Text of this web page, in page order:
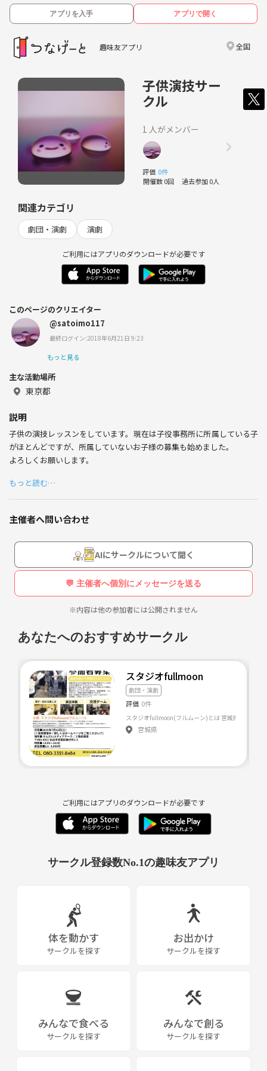
アプリを入手 アプリで開く
趣味友アプリ 全国
子供演技サー
クル
1 人がメンバー
評価 0件
開催数 0回 過去参加 0人
関連カテゴリ
劇団・演劇 演劇
ご利用にはアプリのダウンロードが必要です
このページのクリエイター
@satoimo117
最終ログイン:2018年6月21日 9:23
もっと見る
主な活動場所
東京都
説明
子供の演技レッスンをしています。現在は子役事務所に所属している子
がほとんどですが、所属していないお子様の募集も始めました。
よろしくお願いします。
もっと読む…
主催者へ問い合わせ
AIにサークルについて聞く
💬 主催者へ個別にメッセージを送る
※内容は他の参加者には公開されません
あなたへのおすすめサークル
スタジオfullmoon
劇団・演劇
評価 0件
スタジオfullmoon(フルムーン)とは 宮城県仙台市
宮城県
ご利用にはアプリのダウンロードが必要です
サークル登録数No.1の趣味友アプリ
体を動かす
サークルを探す
お出かけ
サークルを探す
みんなで食べる
サークルを探す
みんなで創る
サークルを探す